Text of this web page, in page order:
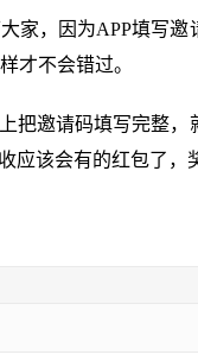
家，因为APP填写邀
才不会错过。
把邀请码填写完整，
应该会有的红包了，